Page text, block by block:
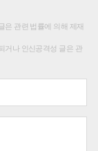
은 관련 법률에 의해 제재
거나 인신공격성 글은 관